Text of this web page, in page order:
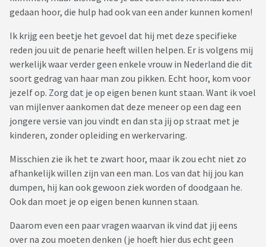
gedaan hoor, die hulp had ook van een ander kunnen komen!
Ik krijg een beetje het gevoel dat hij met deze specifieke
reden jou uit de penarie heeft willen helpen. Er is volgens mij
werkelijk waar verder geen enkele vrouw in Nederland die dit
soort gedrag van haar man zou pikken. Echt hoor, kom voor
jezelf op. Zorg dat je op eigen benen kunt staan. Want ik voel
van mijlenver aankomen dat deze meneer op een dag een
jongere versie van jou vindt en dan sta jij op straat met je
kinderen, zonder opleiding en werkervaring.
Misschien zie ik het te zwart hoor, maar ik zou echt niet zo
afhankelijk willen zijn van een man. Los van dat hij jou kan
dumpen, hij kan ook gewoon ziek worden of doodgaan he.
Ook dan moet je op eigen benen kunnen staan.
Daarom even een paar vragen waarvan ik vind dat jij eens
over na zou moeten denken (je hoeft hier dus echt geen